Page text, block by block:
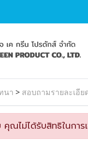
นา > สอบถามรายละเอีย
ณไม่ได้รับสิทธิในการ